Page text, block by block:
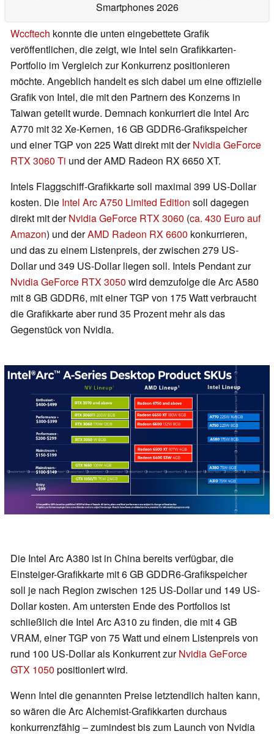
Smartphones 2026
Wccftech konnte die unten eingebettete Grafik
veröffentlichen, die zeigt, wie Intel sein Grafikkarten-
Portfolio im Vergleich zur Konkurrenz positionieren
möchte. Angeblich handelt es sich dabei um eine offizielle
Grafik von Intel, die mit den Partnern des Konzerns in
Taiwan geteilt wurde. Demnach konkurriert die Intel Arc
A770 mit 32 Xe-Kernen, 16 GB GDDR6-Grafikspeicher
und einer TGP von 225 Watt direkt mit derNvidia GeForce
RTX 3060 Ti und der AMD Radeon RX 6650 XT.
Intels Flaggschiff-Grafikkarte soll maximal 399 US-Dollar
kosten. Die Intel Arc A750 Limited Edition soll dagegen
direkt mit derNvidia GeForce RTX 3060 (ca. 430 Euro auf
Amazon) und derAMD Radeon RX 6600 konkurrieren,
und das zu einem Listenpreis, der zwischen 279 US-
Dollar und 349 US-Dollar liegen soll. Intels Pendant zur
Nvidia GeForce RTX 3050 wird demzufolge die Arc A580
mit 8 GB GDDR6, mit einer TGP von 175 Watt verbraucht
die Grafikkarte aber rund 35 Prozent mehr als das
Gegenstück von Nvidia.
Die Intel Arc A380 ist in China bereits verfügbar, die
Einsteiger-Grafikkarte mit 6 GB GDDR6-Grafikspeicher
soll je nach Region zwischen 125 US-Dollar und 149 US-
Dollar kosten. Am untersten Ende des Portfolios ist
schließlich die Intel Arc A310 zu finden, die mit 4 GB
VRAM, einer TGP von 75 Watt und einem Listenpreis von
rund 100 US-Dollar als Konkurrent zurNvidia GeForce
GTX 1050 positioniert wird.
Wenn Intel die genannten Preise letztendlich halten kann,
so wären die Arc Alchemist-Grafikkarten durchaus
konkurrenzfähig – zumindest bis zum Launch von Nvidia